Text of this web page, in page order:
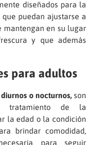
diseñados para la
puedan ajustarse a
mantengan en su lugar
y que además
para adultos
o nocturnos,son
tratamiento de la
la edad o la condición
brindar comodidad,
para seguir